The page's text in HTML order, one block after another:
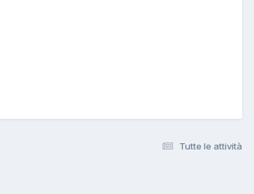
Tutte le attività